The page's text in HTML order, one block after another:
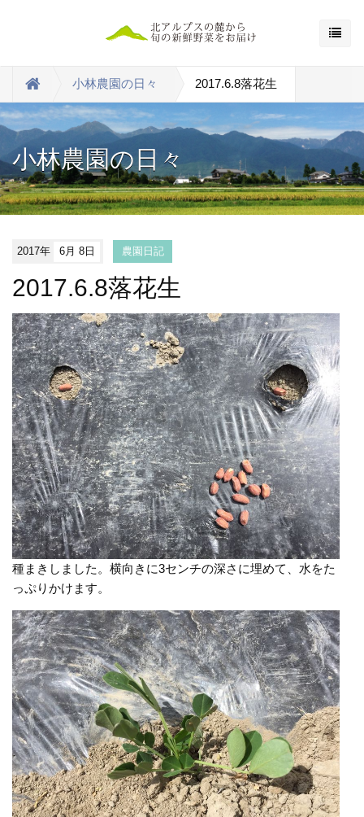
小林農園の日々 2017.6.8落花生
小林農園の日々
2017年 6月 8日 農園日記
2017.6.8落花生
種まきしました。横向きに3センチの深さに埋めて、水をた
っぷりかけます。